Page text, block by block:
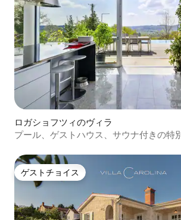
ロガショフツィのヴィラ
プール、ゲストハウス、サウナ付きの特
ゲストチョイス
ゲストチョイス